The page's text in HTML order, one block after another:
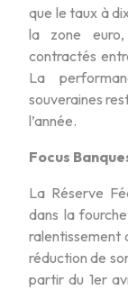
que le taux à
la zone
contractés
La
souveraines
l’année.
Focus
La Réserve
dans la
ralentissement
réduction de
partir du 1er